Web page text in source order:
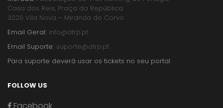
Casa dos Reis, Praça da República
3220 Vila Nova – Miranda do Corvo
Email Geral: info@atrp.pt
Email Suporte: suporte@atrp.pt
Para suporte deverá usar os tickets no seu portal
FOLLOW US
Facebook